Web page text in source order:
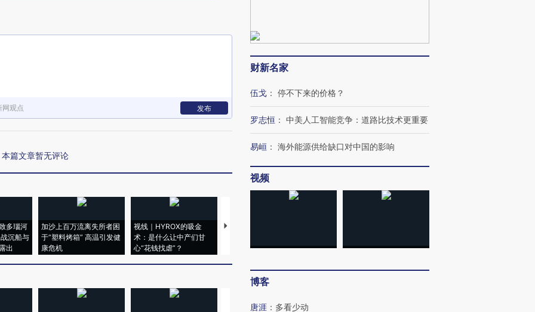
网观点 发布
本篇文章暂无评论
多瑙河
沉船与
出
加沙上百万流离失所者困
于“塑料烤箱” 高温引发健
康危机
视线｜HYROX的吸金
术：是什么让中产们甘
心“花钱找虐”？
马航飞行员跨国走私7万
育部长拱下台
飞地休达
财新名家
伍戈 ： 停不下来的价格？
罗志恒 ： 中美人工智能竞争：道路比技术更重要
易峘 ： 海外能源供给缺口对中国的影响
视频
博客
唐涯 ： 多看少动